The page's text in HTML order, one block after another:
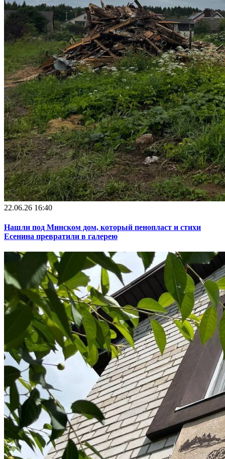
22.06.26 16:40
Нашли под Минском дом, который пенопласт и стихи
Есенина превратили в галерею